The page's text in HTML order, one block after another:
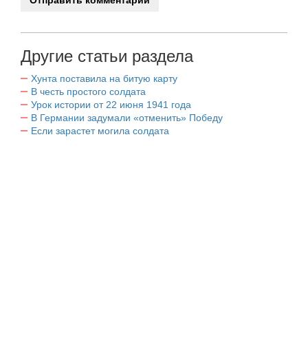
Другие статьи раздела
Хунта поставила на битую карту
В честь простого солдата
Урок истории от 22 июня 1941 года
В Германии задумали «отменить» Победу
Если зарастет могила солдата